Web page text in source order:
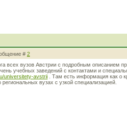
# 2
всех вузов Австрии с подробным описанием
учебных заведений с контактами и
universitety-avstrii . Там есть информация как о
вузах с узкой специализацией.